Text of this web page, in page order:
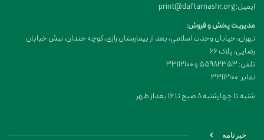
ایمیل: print@daftarnashr.org
مدیریت پخش و فروش:
تهران، خیابان وحدت اسلامی، بعد از بیمارستان رازی، کوچه خندان، نبش خیابان
رضایی، پلاک ۶۶
تلفن: 55982353 و 33112100
نمابر: 33112100
شنبه تا چهارشنبه 8 صبح تا 16 بعداز ظهر
خبرنامه